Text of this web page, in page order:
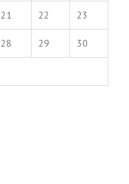
21 22 23
28 29 30